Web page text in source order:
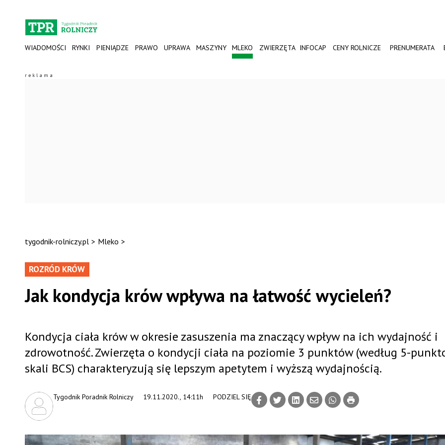
WIADOMOŚCI RYNKI PIENIĄDZE PRAWO UPRAWA MASZYNY MLEKO ZWIERZĘTA INFOCAP CENY ROLNICZE PRENUMERATA
tygodnik-rolniczy.pl > Mleko >
ROZRÓD KRÓW
Jak kondycja krów wpływa na łatwość wycieleń?
19.11.2020., 14:11h
Tygodnik Poradnik Rolniczy PODZIEL SIĘ
Kondycja ciała krów w okresie zasuszenia ma znaczący wpływ na ich wydajność i
zdrowotność. Zwierzęta o kondycji ciała na poziomie 3 punktów (według 5-
skali BCS) charakteryzują się lepszym apetytem i wyższą wydajnością.